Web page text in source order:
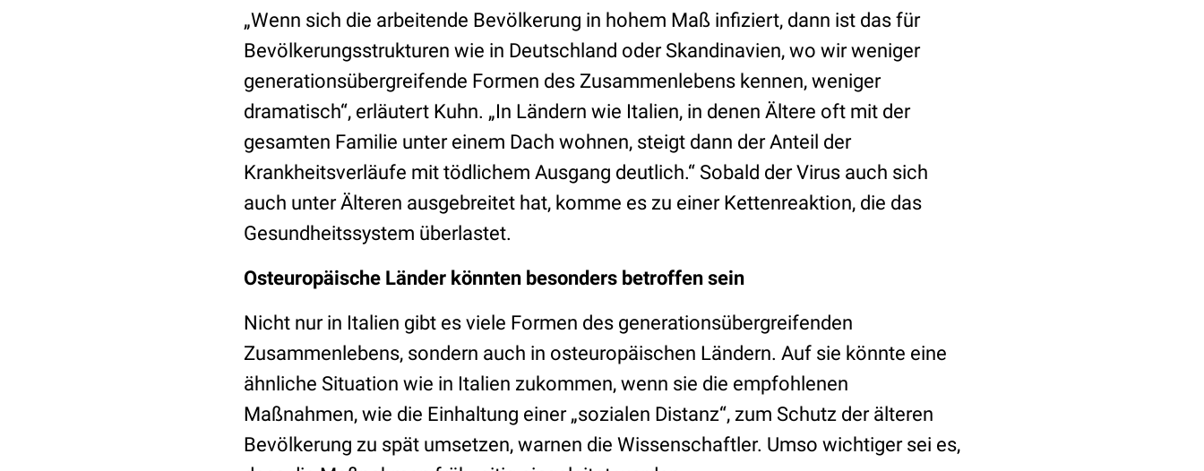
„Wenn sich die arbeitende Bevölkerung in hohem Maß infiziert, dann ist das für
Bevölkerungsstrukturen wie in Deutschland oder Skandinavien, wo wir weniger
generationsübergreifende Formen des Zusammenlebens kennen, weniger
dramatisch“, erläutert Kuhn. „In Ländern wie Italien, in denen Ältere oft mit der
gesamten Familie unter einem Dach wohnen, steigt dann der Anteil der
Krankheitsverläufe mit tödlichem Ausgang deutlich.“ Sobald der Virus auch sich
auch unter Älteren ausgebreitet hat, komme es zu einer Kettenreaktion, die das
Gesundheitssystem überlastet.
Osteuropäische Länder könnten besonders betroffen sein
Nicht nur in Italien gibt es viele Formen des generationsübergreifenden
Zusammenlebens, sondern auch in osteuropäischen Ländern. Auf sie könnte eine
ähnliche Situation wie in Italien zukommen, wenn sie die empfohlenen
Maßnahmen, wie die Einhaltung einer „sozialen Distanz“, zum Schutz der älteren
Bevölkerung zu spät umsetzen, warnen die Wissenschaftler. Umso wichtiger sei es,